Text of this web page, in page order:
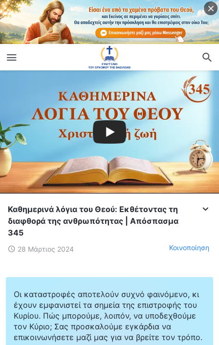
Καθημερινά λόγια του Θεού: Εκθέτοντας τη
διαφθορά της ανθρωπότητας | Απόσπασμα
345
28 Μάρτιος 2024 Κοινοποίηση
Οι καταστροφές αποτελούν συχνό φαινόμενο, κι
έχουν εμφανιστεί τα σημεία της επιστροφής του
Κυρίου. Πώς μπορούμε, λοιπόν, να υποδεχθούμε
τον Κύριο; Σας προσκαλούμε εγκάρδια να
επικοινωνήσετε μαζί μας για να βρείτε τον τρόπο.